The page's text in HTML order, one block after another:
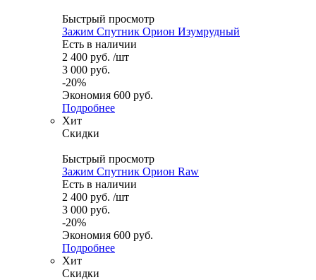
Быстрый просмотр
Зажим Спутник Орион Изумрудный
Есть в наличии
2 400 руб. /шт
3 000 руб.
-20%
Экономия 600 руб.
Подробнее
Хит
Скидки
Быстрый просмотр
Зажим Спутник Орион Raw
Есть в наличии
2 400 руб. /шт
3 000 руб.
-20%
Экономия 600 руб.
Подробнее
Хит
Скидки